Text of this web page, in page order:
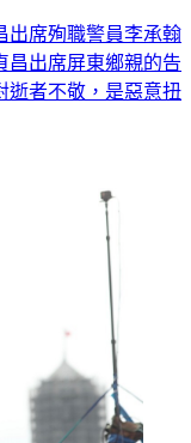
出席殉職警員李承翰
昌出席屏東鄉親的告
逝者不敬，是惡意扭